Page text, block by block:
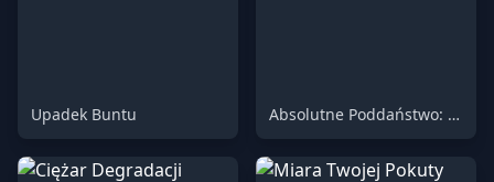
Upadek Buntu Absolutne Poddaństwo: Brzemię Upokorzenia i Pogardy